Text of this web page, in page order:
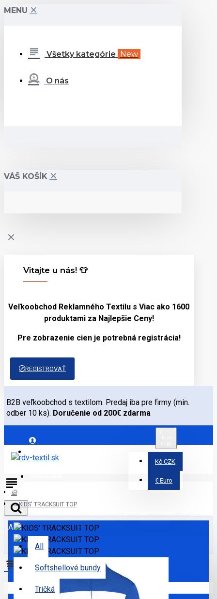
MENU
Všetky kategórie New
O nás
VÁŠ KOŠÍK
Vitajte u nás! 👕
Veľkoobchod Reklamného Textilu s Viac ako 1600
produktami za Najlepšie Ceny!
Pre zobrazenie cien je potrebná registrácia!
REGISTROVAŤ
B2B veľkoobchod s textilom. Predaj iba pre firmy (min.
odber 10 ks). Doručenie od 200€ zdarma
Kč CZK
€ Euro
All
All
Softshellové bundy
Tričká
Váš nákupný košík je prázdny!
KIDS' TRACKSUIT TOP